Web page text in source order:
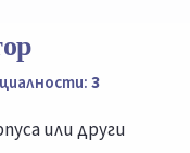
3
или други